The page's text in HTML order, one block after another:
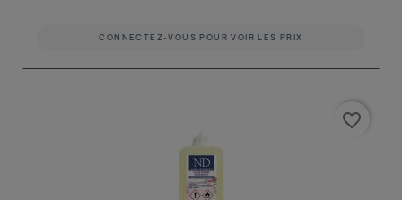
CONNECTEZ-VOUS POUR VOIR LES PRIX
favorite_border